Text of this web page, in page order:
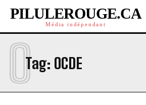
PILULEROUGE.CA
Média indépendant
Tag: OCDE
O